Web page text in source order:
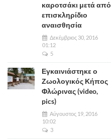
καροτσάκι μετά από
επισκληρίδιο
αναισθησία
Δεκέμβριος 30, 2016
01:12
5
Εγκαινιάστηκε ο
Ζωολογικός Κήπος
Φλώρινας (video,
pics)
Αύγουστος 19, 2016
10:02
3